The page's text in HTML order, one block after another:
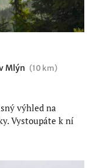
Mlýn (10 km)
výhled na
Vystoupáte k ní